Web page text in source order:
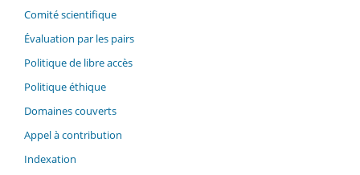
Comité scientifique
Évaluation par les pairs
Politique de libre accès
Politique éthique
Domaines couverts
Appel à contribution
Indexation